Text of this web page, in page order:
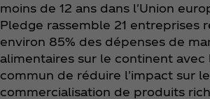
moins de 12 ans dans l'Union
Pledge rassemble 21 entreprises
environ 85% des dépenses de
alimentaires sur le continent avec
commun de réduire l'impact sur
commercialisation de produits